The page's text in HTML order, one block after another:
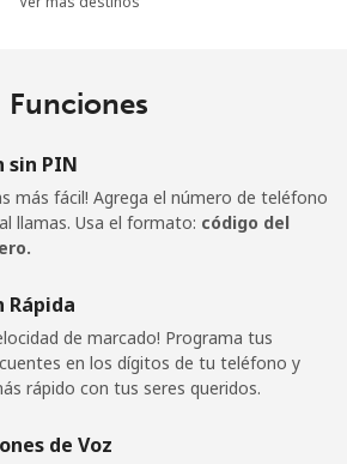
15 min por ⁦$5⁩ -
9 min por ⁦$5⁩
9 min por ⁦$5⁩
Funciones
sin PIN
más fácil! Agrega el número de teléfono
llamas. Usa el formato: código del
Rápida
de marcado! Programa tus
en los dígitos de tu teléfono y
rápido con tus seres queridos.
de Voz